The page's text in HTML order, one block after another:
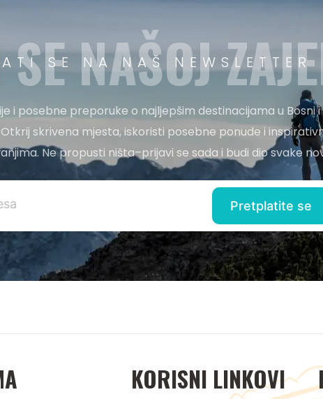
SE NA NAŠ NEWSLETTER
NAŠOJ
i posebne preporuke o najljepšim destinacijama u Bosni
skrivena mjesta, iskoristi posebne ponude i
Ne propusti ništa–prijavi se sada i budi dio svake
KORISNI LINKOVI